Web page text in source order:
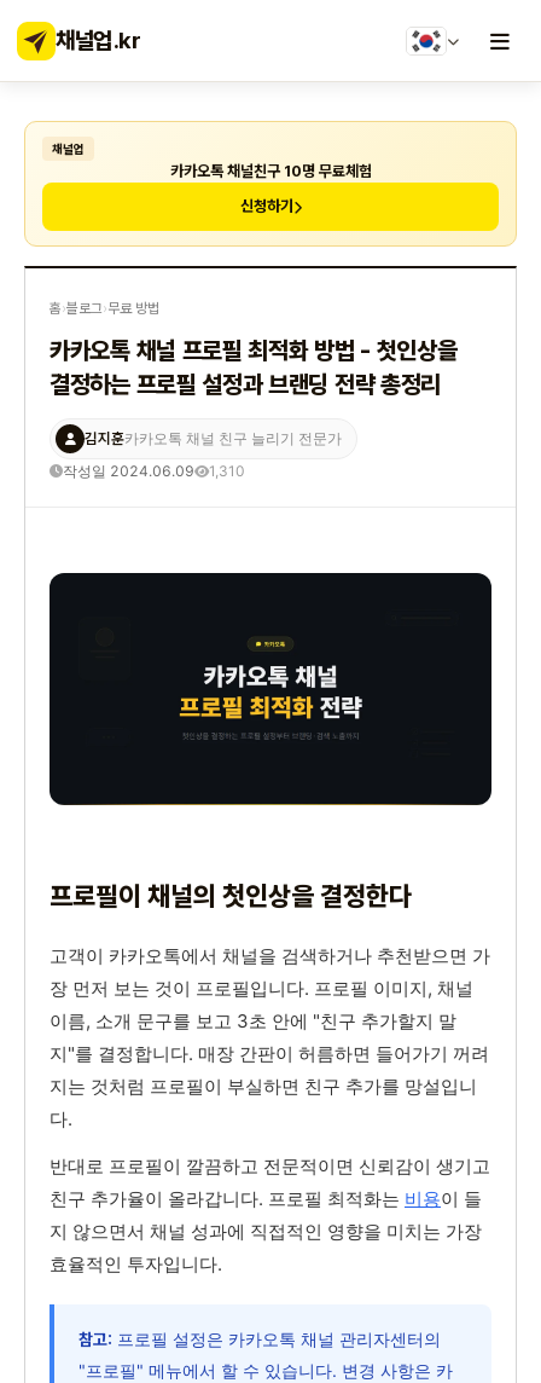
채널업.kr
채널업
카카오톡 채널친구 10명 무료체험
신청하기
홈›블로그›무료 방법
카카오톡 채널 프로필 최적화 방법 - 첫인상을
결정하는 프로필 설정과 브랜딩 전략 총정리
김지훈카카오톡 채널 친구 늘리기 전문가
작성일 2024.06.09 1,310
프로필이 채널의 첫인상을 결정한다
고객이 카카오톡에서 채널을 검색하거나 추천받으면 가
장 먼저 보는 것이 프로필입니다. 프로필 이미지, 채널
이름, 소개 문구를 보고 3초 안에 "친구 추가할지 말
지"를 결정합니다. 매장 간판이 허름하면 들어가기 꺼려
지는 것처럼 프로필이 부실하면 친구 추가를 망설입니
다.
반대로 프로필이 깔끔하고 전문적이면 신뢰감이 생기고
친구 추가율이 올라갑니다. 프로필 최적화는 비용이 들
지 않으면서 채널 성과에 직접적인 영향을 미치는 가장
효율적인 투자입니다.
참고: 프로필 설정은 카카오톡 채널 관리자센터의
"프로필" 메뉴에서 할 수 있습니다. 변경 사항은 카